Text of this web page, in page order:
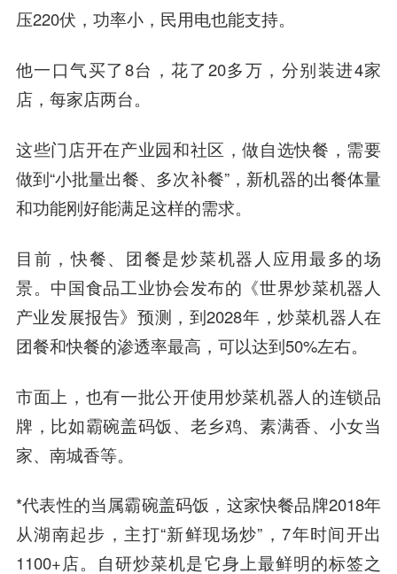
压220伏，功率小，民用电也能支持。
他一口气买了8台，花了20多万，分别装进4家
店，每家店两台。
这些门店开在产业园和社区，做自选快餐，需要
做到“小批量出餐、多次补餐”，新机器的出餐体量
和功能刚好能满足这样的需求。
目前，快餐、团餐是炒菜机器人应用最多的场
景。中国食品工业协会发布的《世界炒菜机器人
产业发展报告》预测，到2028年，炒菜机器人在
团餐和快餐的渗透率最高，可以达到50%左右。
市面上，也有一批公开使用炒菜机器人的连锁品
牌，比如霸碗盖码饭、老乡鸡、素满香、小女当
家、南城香等。
*代表性的当属霸碗盖码饭，这家快餐品牌2018年
从湖南起步，主打“新鲜现场炒”，7年时间开出
1100+店。自研炒菜机是它身上最鲜明的标签之